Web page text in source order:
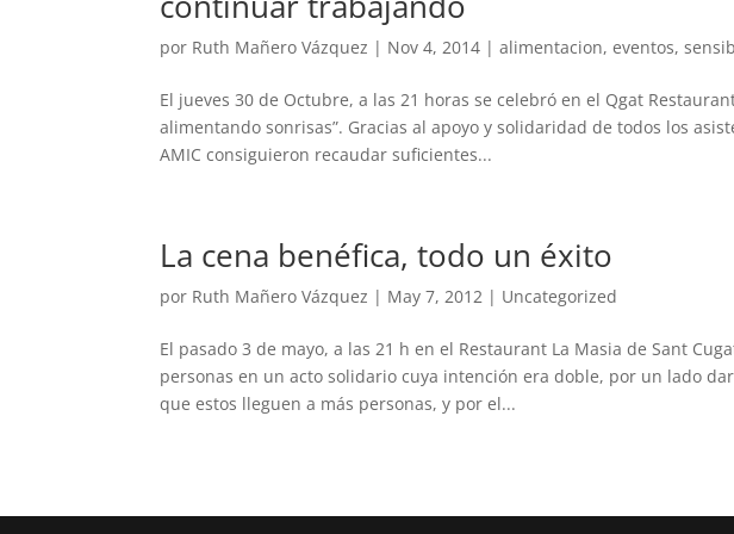
por Ruth Mañero Vázquez | Nov 4, 2014 |alimentacion,eventos,
El jueves 30 de Octubre, a las 21 horas se celebró en el Qgat
alimentando sonrisas”. Gracias al apoyo y solidaridad de todos los
AMIC consiguieron recaudar suficientes...
La cena benéfica, todo un éxito
por Ruth Mañero Vázquez | May 7, 2012 | Uncategorized
El pasado 3 de mayo, a las 21 h en el Restaurant La Masia de Sant
personas en un acto solidario cuya intención era doble, por un lado
que estos lleguen a más personas, y por el...